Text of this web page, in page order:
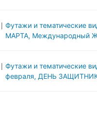
| Футажи и тематические
МАРТА, Международный
| Футажи и тематические
февраля, ДЕНЬ